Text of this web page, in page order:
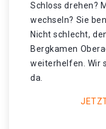
Schloss drehen?
wechseln? Sie
Nicht schlecht,
Bergkamen
weiterhelfen. Wir
da.